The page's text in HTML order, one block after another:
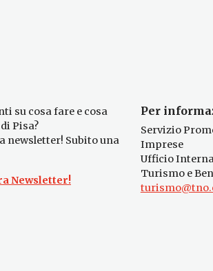
su cosa fare e cosa
Pisa?
newsletter! Subito una
Newsletter!
Per
Servizio
Imprese
Ufficio
Turismo e